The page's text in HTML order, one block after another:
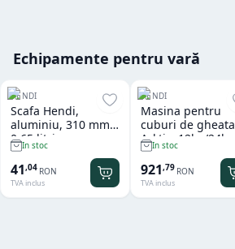
Echipamente pentru vară
HENDI
Scafa Hendi,
aluminiu, 310 mm,
0.65 litri
In stoc
41,04 RON
TVA inclus
HENDI
Masina pentru
cuburi de gheata
Arktic, 12kg/24h
In stoc
921,79 RON
TVA inclus